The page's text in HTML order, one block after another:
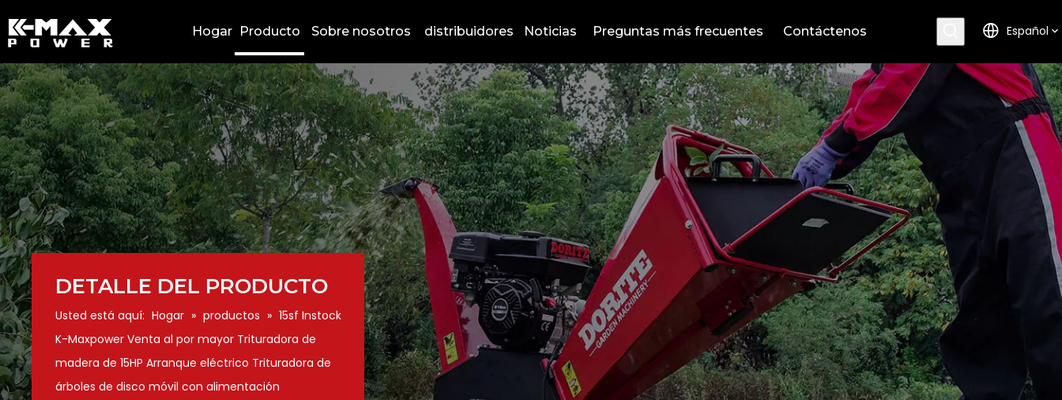
Hogar Producto Sobre nosotros distribuidores Noticias Preguntas más frecuentes Contáctenos Español
DETALLE DEL PRODUCTO
Usted está aquí: Hogar » productos » 15sf Instock
K-Maxpower Venta al por mayor Trituradora de
madera de 15HP Arranque eléctrico Trituradora de
árboles de disco móvil con alimentación